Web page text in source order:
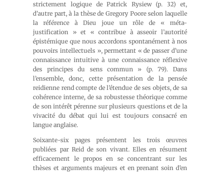
strictement logique de Patrick Rysiew (p. 32) et,
d’autre part, à la thèse de Gregory Poore selon laquelle
la référence à Dieu joue un rôle de « méta-
justification » et « contribue à asseoir l’autorité
épistémique que nous accordons spontanément à nos
pouvoirs intellectuels », permettant « de passer d’une
connaissance intuitive à une connaissance réflexive
des principes du sens commun » (p. 79). Dans
l’ensemble, donc, cette présentation de la pensée
reidienne rend compte de l’étendue de ses objets, de sa
cohérence interne, de sa robustesse théorique comme
de son intérêt pérenne sur plusieurs questions et de la
vivacité du débat qui lui est toujours consacré en
langue anglaise.
Soixante-six pages présentent les trois œuvres
publiées par Reid de son vivant. Elles en résument
efficacement le propos en se concentrant sur les
thèses et arguments majeurs et en prenant soin d’en